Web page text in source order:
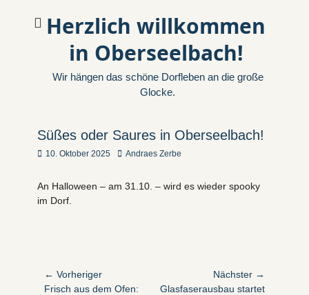
Herzlich willkommen
in Oberseelbach!
Wir hängen das schöne Dorfleben an die große
Glocke.
Süßes oder Saures in Oberseelbach!
Veröffentlicht
10. Oktober 2025 Autor
Andraes Zerbe
An Halloween – am 31.10. – wird es wieder spooky
im Dorf.
Beitragsnavigation
← Vorheriger
Vorheriger
Frisch aus dem Ofen:
Nächster →
Nächster
Glasfaserausbau startet